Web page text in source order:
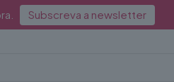
Subscreva a newsletter